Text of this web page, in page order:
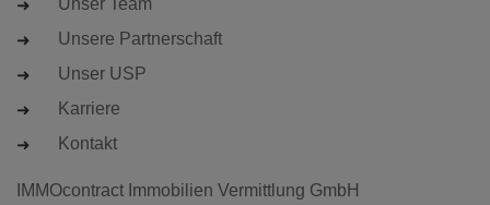
Unser Team
Unsere Partnerschaft
Unser USP
Karriere
Kontakt
IMMOcontract Immobilien Vermittlung GmbH